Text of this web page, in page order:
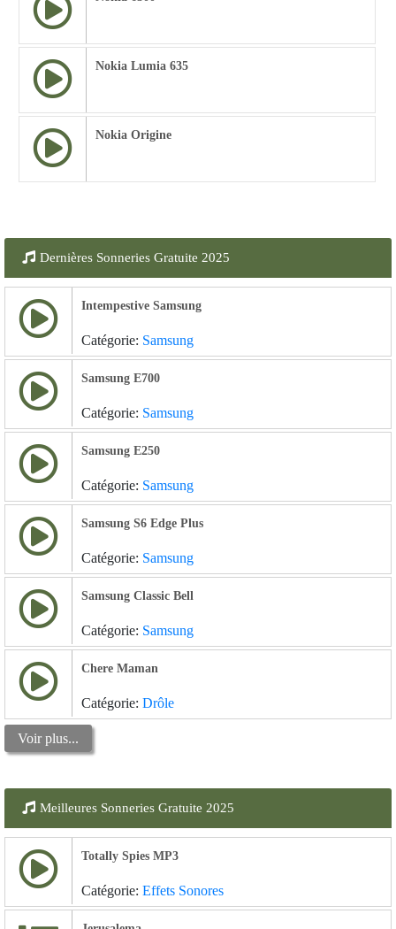
Nokia Lumia 635
Nokia Origine
Dernières Sonneries Gratuite 2025
Intempestive Samsung
Catégorie: Samsung
Samsung E700
Catégorie: Samsung
Samsung E250
Catégorie: Samsung
Samsung S6 Edge Plus
Catégorie: Samsung
Samsung Classic Bell
Catégorie: Samsung
Chere Maman
Catégorie: Drôle
Voir plus...
Meilleures Sonneries Gratuite 2025
Totally Spies MP3
Catégorie: Effets Sonores